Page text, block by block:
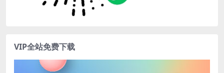
VIP全站免费下载